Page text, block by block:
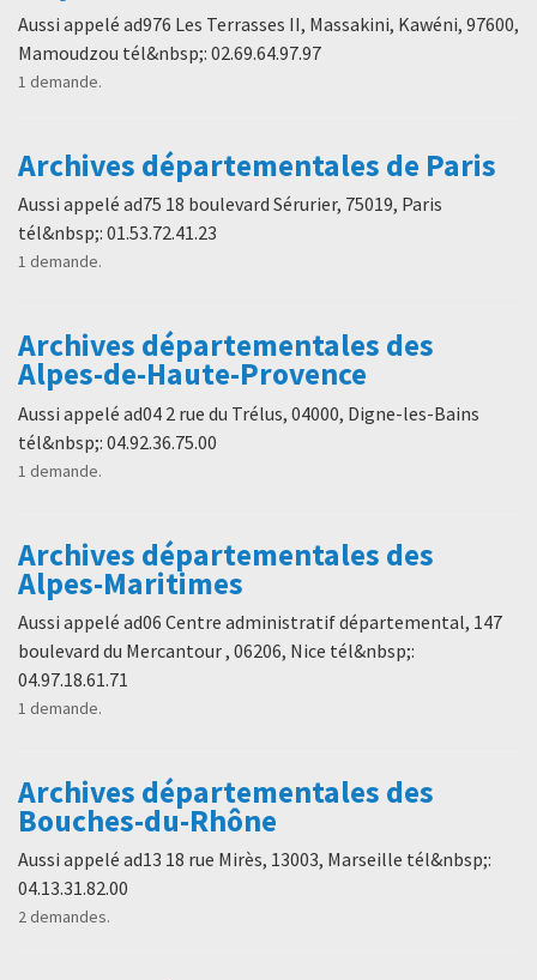
Aussi appelé ad976 Les Terrasses II, Massakini, Kawéni, 97600,
Mamoudzou tél&nbsp;: 02.69.64.97.97
1 demande.
Archives départementales de Paris
Aussi appelé ad75 18 boulevard Sérurier, 75019, Paris
tél&nbsp;: 01.53.72.41.23
1 demande.
Archives départementales des
Alpes-de-Haute-Provence
Aussi appelé ad04 2 rue du Trélus, 04000, Digne-les-Bains
tél&nbsp;: 04.92.36.75.00
1 demande.
Archives départementales des
Alpes-Maritimes
Aussi appelé ad06 Centre administratif départemental, 147
boulevard du Mercantour , 06206, Nice tél&nbsp;:
04.97.18.61.71
1 demande.
Archives départementales des
Bouches-du-Rhône
Aussi appelé ad13 18 rue Mirès, 13003, Marseille tél&nbsp;:
04.13.31.82.00
2 demandes.